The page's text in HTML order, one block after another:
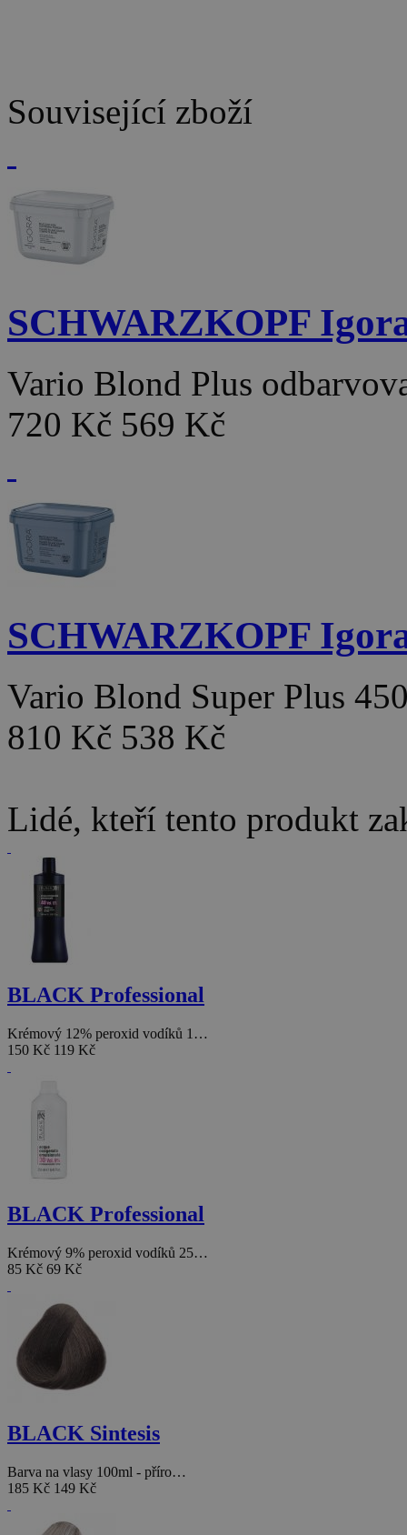
Související zboží
SCHWARZKOPF
Vario Blond Plus
720 Kč 569 Kč
SCHWARZKOPF
Vario Blond Super Plus
810 Kč 538 Kč
Lidé, kteří tento produkt
BLACK Professional
Krémový 12% peroxid vodíků 1…
150 Kč 119 Kč
BLACK Professional
Krémový 9% peroxid vodíků 25…
85 Kč 69 Kč
BLACK Sintesis
Barva na vlasy 100ml - příro…
185 Kč 149 Kč